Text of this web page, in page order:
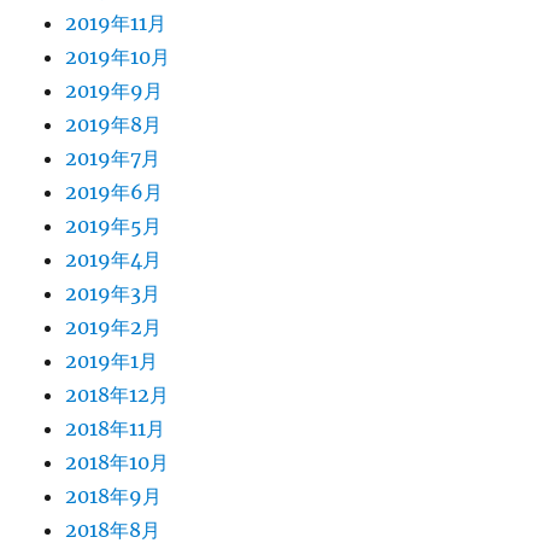
2019年11月
2019年10月
2019年9月
2019年8月
2019年7月
2019年6月
2019年5月
2019年4月
2019年3月
2019年2月
2019年1月
2018年12月
2018年11月
2018年10月
2018年9月
2018年8月